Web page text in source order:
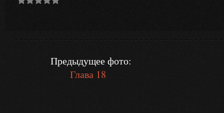
Предыдущее фото:
Глава 18